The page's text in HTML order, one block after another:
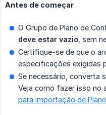
Antes de começar
O Grupo de Plano de
deve estar vazio , sem
Certifique-se de que o
especificações exigidas
Se necessário, converta
Veja como fazer isso no
para importação de